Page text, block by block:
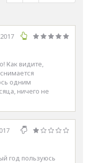
Как видите,
одним
ничего не
год пользуюсь